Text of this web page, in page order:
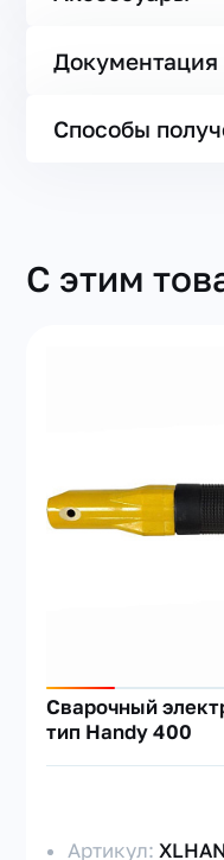
Документация
Способы
С этим
Сварочный
тип Handy 400
Артикул: